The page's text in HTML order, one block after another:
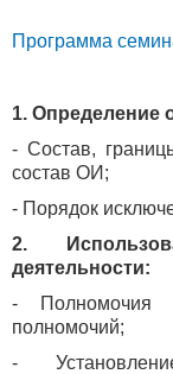
Программа
1. Определение
- Состав,
состав ОИ;
- Порядок
2.
деятельности:
- Полномочия
полномочий;
-